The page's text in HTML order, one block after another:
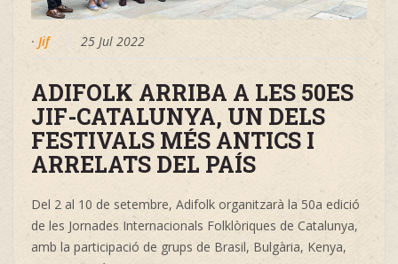
· Jif 25 Jul 2022
ADIFOLK ARRIBA A LES 50ES
JIF-CATALUNYA, UN DELS
FESTIVALS MÉS ANTICS I
ARRELATS DEL PAÍS
Del 2 al 10 de setembre, Adifolk organitzarà la 50a edició
de les Jornades Internacionals Folklòriques de Catalunya,
amb la participació de grups de Brasil, Bulgària, Kenya,